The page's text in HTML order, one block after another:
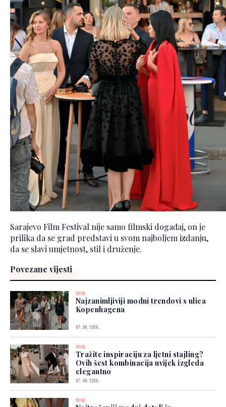
Sarajevo Film Festival nije samo filmski događaj, on je
prilika da se grad predstavi u svom najboljem izdanju,
da se slavi umjetnost, stil i druženje.
Povezane vijesti
MODA
Najzanimljiviji modni trendovi s ulica
Kopenhagena
07. 08. 2026.
MODA
Tražite inspiraciju za ljetni stajling?
Ovih šest kombinacija uvijek izgleda
elegantno
07. 08. 2026.
MODA